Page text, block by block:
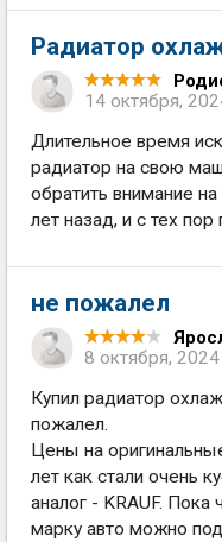
Радиатор
14 октября,
Длительное время
радиатор на свою
обратить внимание
лет назад, и с тех пор
не пожалел
8 октября, 2024
Купил радиатор
пожалел.
Цены на
лет как стали очень
аналог - KRAUF.
марку авто можно